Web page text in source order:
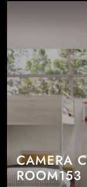
CAMERA
ROOM153